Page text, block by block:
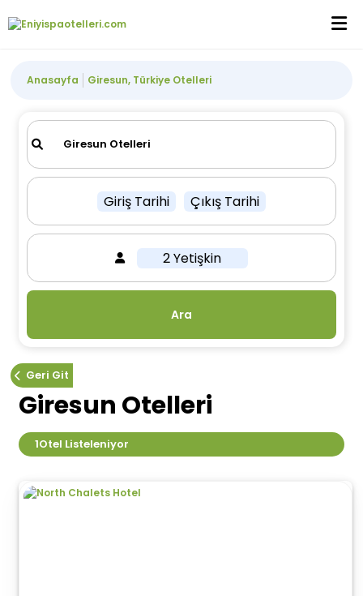
Anasayfa Giresun, Türkiye Otelleri
Giriş Tarihi Çıkış Tarihi
2 Yetişkin
Ara
Geri Git
Giresun Otelleri
1Otel Listeleniyor